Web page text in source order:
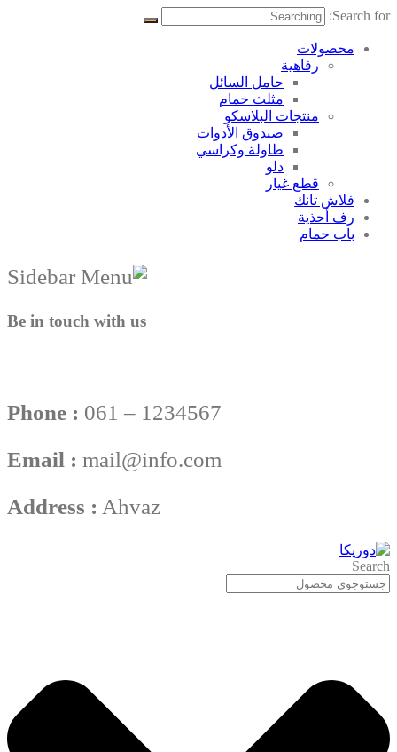
Search for:
محصولات
رفاهية
حامل السائل
مثلث حمام
منتجات البلاسکو
صندوق الأدوات
طاولة وكراسي
دلو
قطع غيار
فلاش تانك
رف أحذية
باب حمام
Be in touch with us
Phone : 061 – 1234567
Email : mail@info.com
Address : Ahvaz
Search